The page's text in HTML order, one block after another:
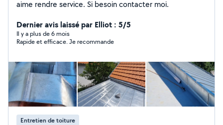
aime rendre service. Si besoin contacter moi.
Dernier avis laissé par Elliot : 5/5
Il y a plus de 6 mois
Rapide et efficace. Je recommande
Entretien de toiture